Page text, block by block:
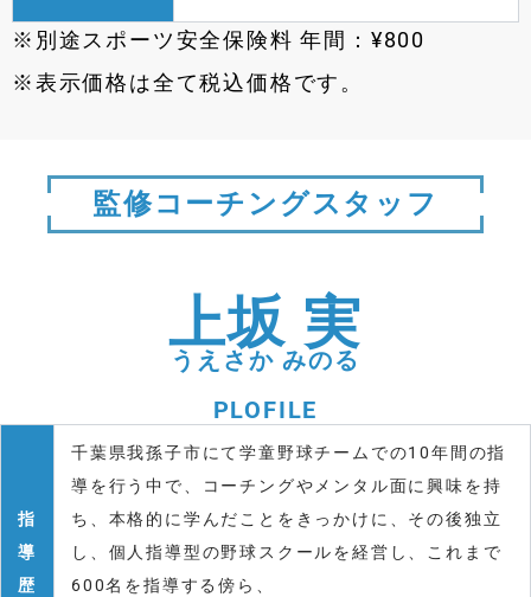
※別途スポーツ安全保険料 年間：¥800
※表示価格は全て税込価格です。
監修コーチングスタッフ
上坂 実
うえさか みのる
PLOFILE
指
導
歴
千葉県我孫子市にて学童野球チームでの10年間の指
導を行う中で、コーチングやメンタル面に興味を持
ち、本格的に学んだことをきっかけに、その後独立
し、個人指導型の野球スクールを経営し、これまで
600名を指導する傍ら、